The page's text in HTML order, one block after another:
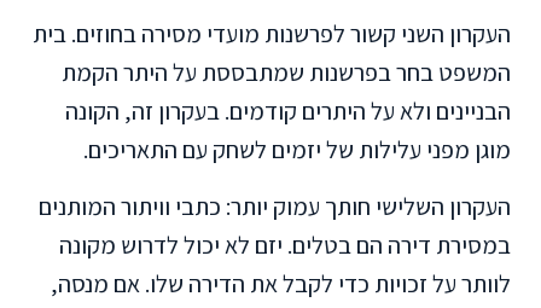
העקרון השני קשור לפרשנות מועדי מסירה בחוזים. בית
המשפט בחר בפרשנות שמתבססת על היתר הקמת
הבניינים ולא על היתרים קודמים. בעקרון זה, הקונה
מוגן מפני עלילות של יזמים לשחק עם התאריכים.
העקרון השלישי חותך עמוק יותר: כתבי וויתור המותנים
במסירת דירה הם בטלים. יזם לא יכול לדרוש מקונה
לוותר על זכויות כדי לקבל את הדירה שלו. אם מנסה,